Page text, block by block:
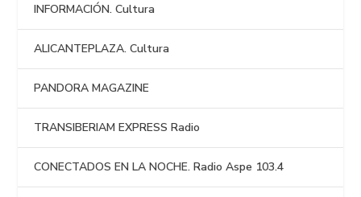
INFORMACIÓN. Cultura
ALICANTEPLAZA. Cultura
PANDORA MAGAZINE
TRANSIBERIAM EXPRESS Radio
CONECTADOS EN LA NOCHE. Radio Aspe 103.4